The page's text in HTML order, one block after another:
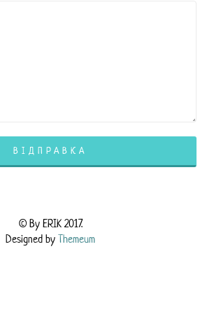
© By ERIK 2017.
Designed byThemeum